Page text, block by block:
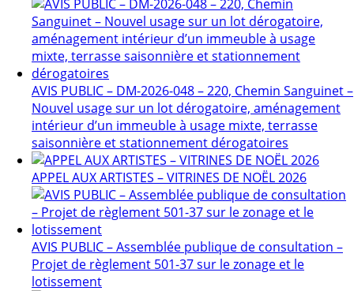
AVIS PUBLIC – DM-2026-048 – 220, Chemin Sanguinet –
Nouvel usage sur un lot dérogatoire, aménagement
intérieur d’un immeuble à usage mixte, terrasse
saisonnière et stationnement dérogatoires
APPEL AUX ARTISTES – VITRINES DE NOËL 2026
AVIS PUBLIC – Assemblée publique de consultation –
Projet de règlement 501-37 sur le zonage et le
lotissement